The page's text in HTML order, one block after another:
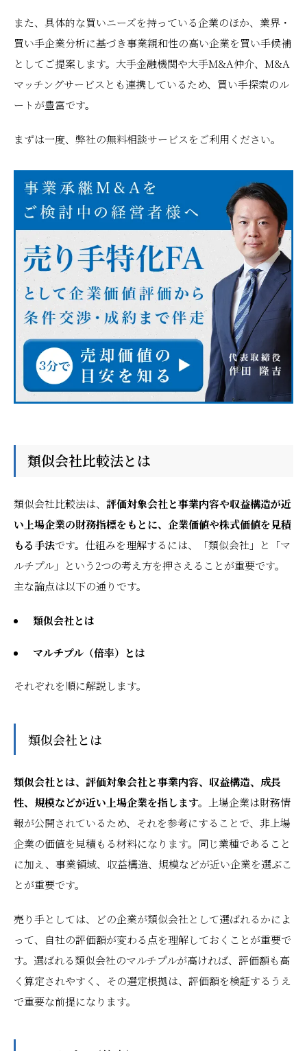
また、具体的な買いニーズを持っている企業のほか、業界・
買い手企業分析に基づき事業親和性の高い企業を買い手候補
としてご提案します。大手金融機関や大手M&A仲介、M&A
マッチングサービスとも連携しているため、買い手探索のル
ートが豊富です。
まずは一度、弊社の無料相談サービスをご利用ください。
類似会社比較法とは
類似会社比較法は、 評価対象会社と事業内容や収益構造が近
い上場企業の財務指標をもとに、企業価値や株式価値を見積
もる手法です。仕組みを理解するには、「類似会社」と「マ
ルチプル」という2つの考え方を押さえることが重要です。
主な論点は以下の通りです。
類似会社とは
マルチプル（倍率）とは
それぞれを順に解説します。
類似会社とは
類似会社とは、評価対象会社と事業内容、収益構造、成長
性、規模などが近い上場企業を指します。
上場企業は財務情
報が公開されているため、それを参考にすることで、非上場
企業の価値を見積もる材料になります。同じ業種であること
に加え、事業領域、収益構造、規模などが近い企業を選ぶこ
とが重要です。
売り手としては、どの企業が類似会社として選ばれるかによ
って、自社の評価額が変わる点を理解しておくことが重要で
す。選ばれる類似会社のマルチプルが高ければ、評価額も高
く算定されやすく、その選定根拠は、評価額を検証するうえ
で重要な前提になります。